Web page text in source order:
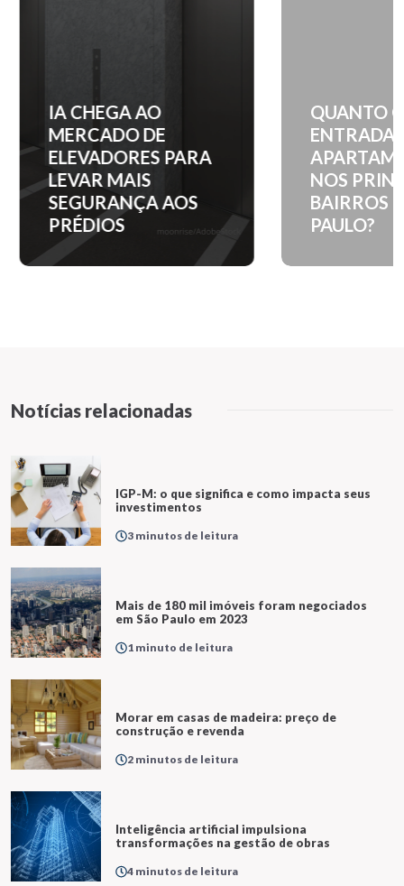
IA CHEGA AO
MERCADO DE
ELEVADORES PARA
LEVAR MAIS
SEGURANÇA AOS
PRÉDIOS
QUANTO
ENTRADA
NOS
BAIRROS
PAULO?
Notícias relacionadas
IGP-M: o que significa e como impacta seus
investimentos
3 minutos de leitura
Mais de 180 mil imóveis foram negociados
em São Paulo em 2023
1 minuto de leitura
Morar em casas de madeira: preço de
construção e revenda
2 minutos de leitura
Inteligência artificial impulsiona
transformações na gestão de obras
4 minutos de leitura